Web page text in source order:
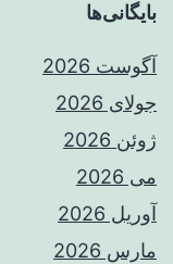
بایگانی‌ها
آگوست 2026
جولای 2026
ژوئن 2026
می 2026
آوریل 2026
مارس 2026